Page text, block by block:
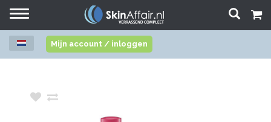
Toggle
Mijn account / inloggen